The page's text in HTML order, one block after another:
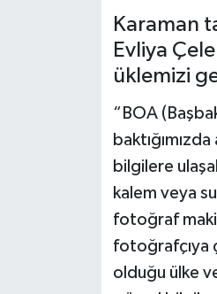
Karaman
Evliya
üklemizi
“BOA
bilgilere
kalem veya
fotoğraf
fotoğrafçıya
olduğu ülke